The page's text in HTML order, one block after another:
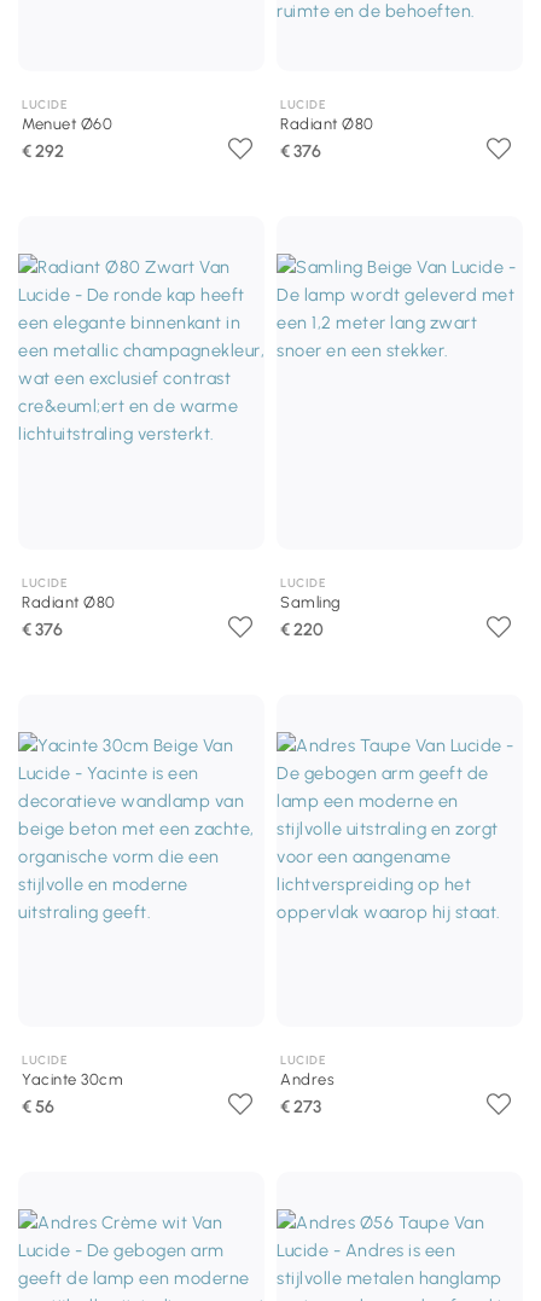
LUCIDE
Menuet Ø60
€ 292
LUCIDE
Radiant Ø80
€ 376
LUCIDE
Radiant Ø80
€ 376
LUCIDE
Samling
€ 220
LUCIDE
Yacinte 30cm
€ 56
LUCIDE
Andres
€ 273